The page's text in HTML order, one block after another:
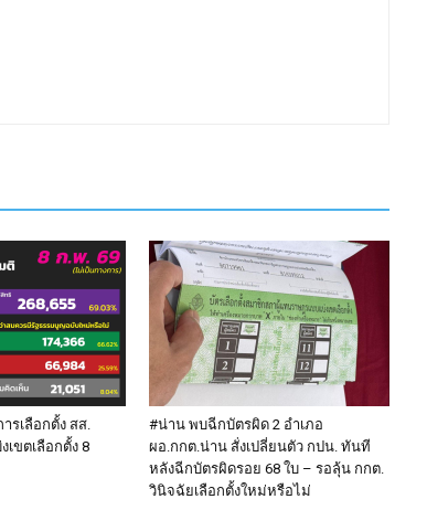
รเลือกตั้ง สส.
ขตเลือกตั้ง 8
#น่าน พบฉีกบัตรผิด 2 อำเภอ
ผอ.กกต.น่าน สั่งเปลี่ยนตัว กปน. ทันที
หลังฉีกบัตรผิดรอย 68 ใบ – รอลุ้น กกต.
วินิจฉัยเลือกตั้งใหม่หรือไม่